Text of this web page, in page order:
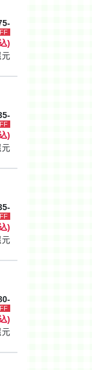
)
元
)
元
)
元
)
元